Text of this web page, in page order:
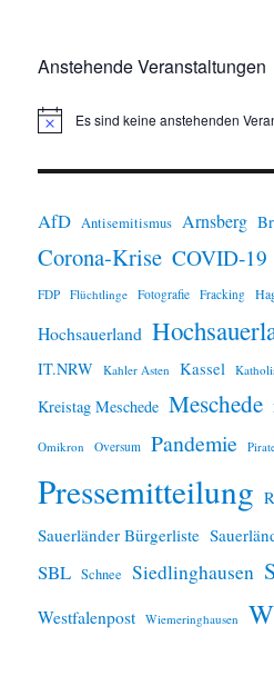
Anstehende Veranstaltungen
H
w
s
Es sind keine anstehenden
AfD Antisemitismus Arnsberg
Corona-Krise COVID-19
FDP Flüchtlinge Fotografie Fracking
Hochsauerland
IT.NRW Kahler Asten Kassel
Kreistag Meschede Meschede
Omikron Oversum Pandemie
Pressemitteilung
Sauerländer Bürgerliste
SBL Schnee Siedlinghausen
Westfalenpost Wiemeringhausen